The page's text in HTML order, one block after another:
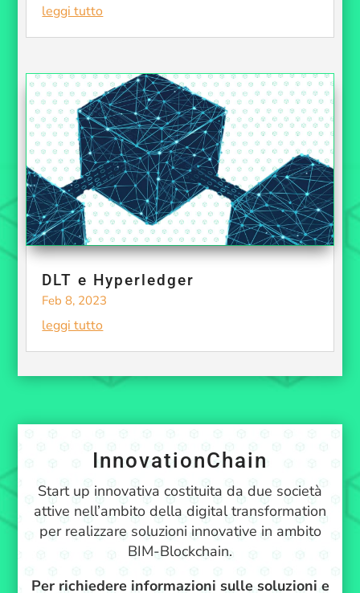
leggi tutto
DLT e Hyperledger
Feb 8, 2023
leggi tutto
InnovationChain
Start up innovativa costituita da due società
attive nell’ambito della digital transformation
per realizzare soluzioni innovative in ambito
BIM-Blockchain.
Per richiedere informazioni sulle soluzioni e